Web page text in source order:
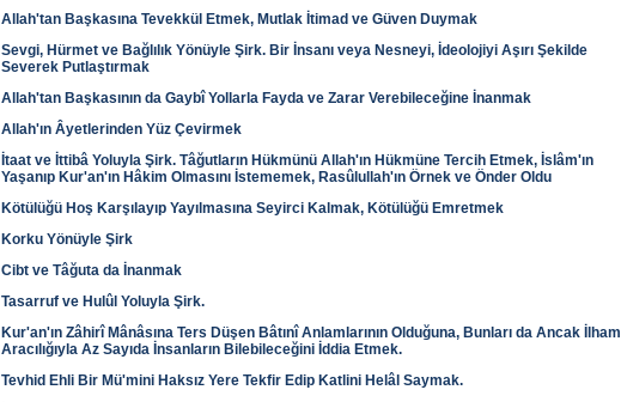
Allah'tan Başkasına Tevekkül Etmek, Mutlak İtimad ve Güven Duymak
Sevgi, Hürmet ve Bağlılık Yönüyle Şirk. Bir İnsanı veya Nesneyi, İdeolojiyi Aşırı Şekilde
Severek Putlaştırmak
Allah'tan Başkasının da Gaybî Yollarla Fayda ve Zarar Verebileceğine İnanmak
Allah'ın Âyetlerinden Yüz Çevirmek
İtaat ve İttibâ Yoluyla Şirk. Tâğutların Hükmünü Allah'ın Hükmüne Tercih Etmek, İslâm'ın
Yaşanıp Kur'an'ın Hâkim Olmasını İstememek, Rasûlullah'ın Örnek ve Önder Oldu
Kötülüğü Hoş Karşılayıp Yayılmasına Seyirci Kalmak, Kötülüğü Emretmek
Korku Yönüyle Şirk
Cibt ve Tâğuta da İnanmak
Tasarruf ve Hulûl Yoluyla Şirk.
Kur'an'ın Zâhirî Mânâsına Ters Düşen Bâtınî Anlamlarının Olduğuna, Bunları da Ancak İlham
Aracılığıyla Az Sayıda İnsanların Bilebileceğini İddia Etmek.
Tevhid Ehli Bir Mü'mini Haksız Yere Tekfir Edip Katlini Helâl Saymak.